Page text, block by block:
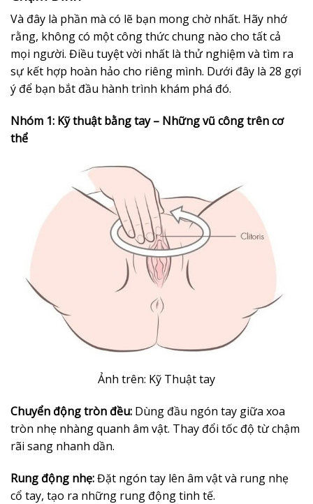
Và đây là phần mà có lẽ bạn mong chờ nhất. Hãy nhớ
rằng, không có một công thức chung nào cho tất cả
mọi người. Điều tuyệt vời nhất là thử nghiệm và tìm ra
sự kết hợp hoàn hảo cho riêng mình. Dưới đây là 28 gợi
ý để bạn bắt đầu hành trình khám phá đó.
Nhóm 1: Kỹ thuật bằng tay – Những vũ công trên cơ
thể
Ảnh trên: Kỹ Thuật tay
Chuyển động tròn đều: Dùng đầu ngón tay giữa xoa
tròn nhẹ nhàng quanh âm vật. Thay đổi tốc độ từ chậm
rãi sang nhanh dần.
Rung động nhẹ:Đặt ngón tay lên âm vật và rung nhẹ
cổ tay, tạo ra những rung động tinh tế.